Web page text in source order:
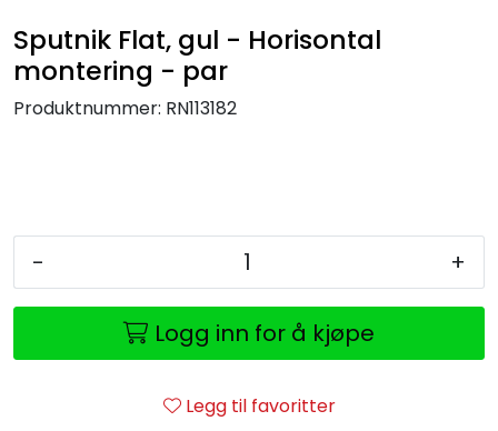
Sputnik Flat, gul - Horisontal
montering - par
Produktnummer: RN113182
- +
Logg inn for å kjøpe
Legg til favoritter